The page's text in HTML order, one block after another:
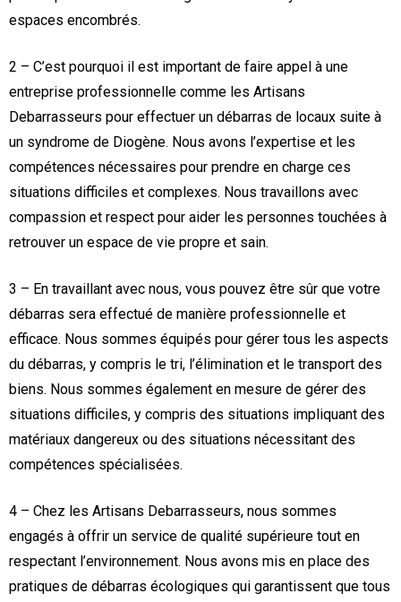
espaces encombrés.
2 – C’est pourquoi il est important de faire appel à une
entreprise professionnelle comme les Artisans
Debarrasseurs pour effectuer un débarras de locaux suite à
un syndrome de Diogène. Nous avons l’expertise et les
compétences nécessaires pour prendre en charge ces
situations difficiles et complexes. Nous travaillons avec
compassion et respect pour aider les personnes touchées à
retrouver un espace de vie propre et sain.
3 – En travaillant avec nous, vous pouvez être sûr que votre
débarras sera effectué de manière professionnelle et
efficace. Nous sommes équipés pour gérer tous les aspects
du débarras, y compris le tri, l’élimination et le transport des
biens. Nous sommes également en mesure de gérer des
situations difficiles, y compris des situations impliquant des
matériaux dangereux ou des situations nécessitant des
compétences spécialisées.
4 – Chez les Artisans Debarrasseurs, nous sommes
engagés à offrir un service de qualité supérieure tout en
respectant l’environnement. Nous avons mis en place des
pratiques de débarras écologiques qui garantissent que tous